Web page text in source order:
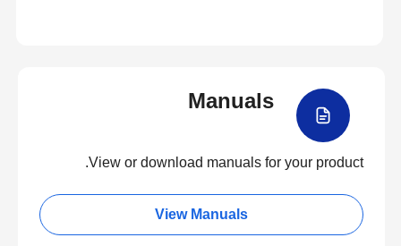
Manuals
View or download manuals for your product.
View Manuals